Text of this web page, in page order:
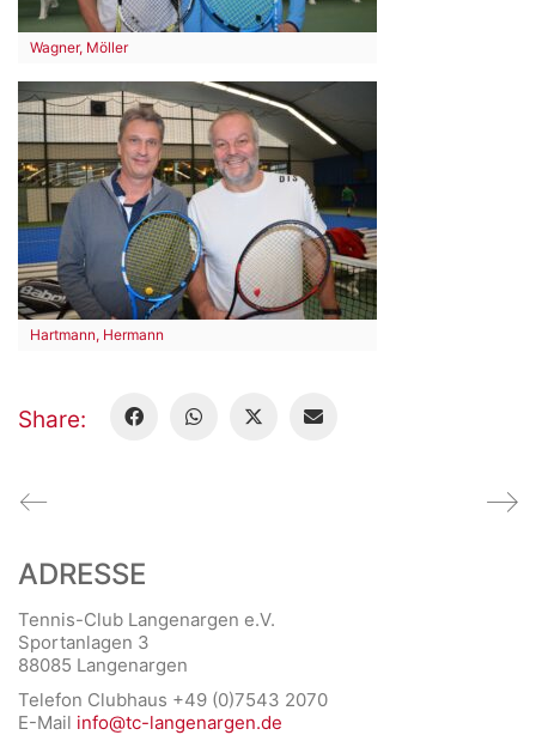
Wagner, Möller
Hartmann, Hermann
Share:
ADRESSE
Tennis-Club Langenargen e.V.
Sportanlagen 3
88085 Langenargen
Telefon Clubhaus +49 (0)7543 2070
E-Mail info@tc-langenargen.de